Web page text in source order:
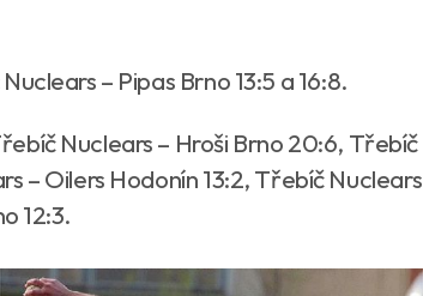
– Pipas Brno 13:5 a 16:8.
Nuclears – Hroši Brno 20:6, Třebíč
– Oilers Hodonín 13:2, Třebíč Nuclears
12:3.